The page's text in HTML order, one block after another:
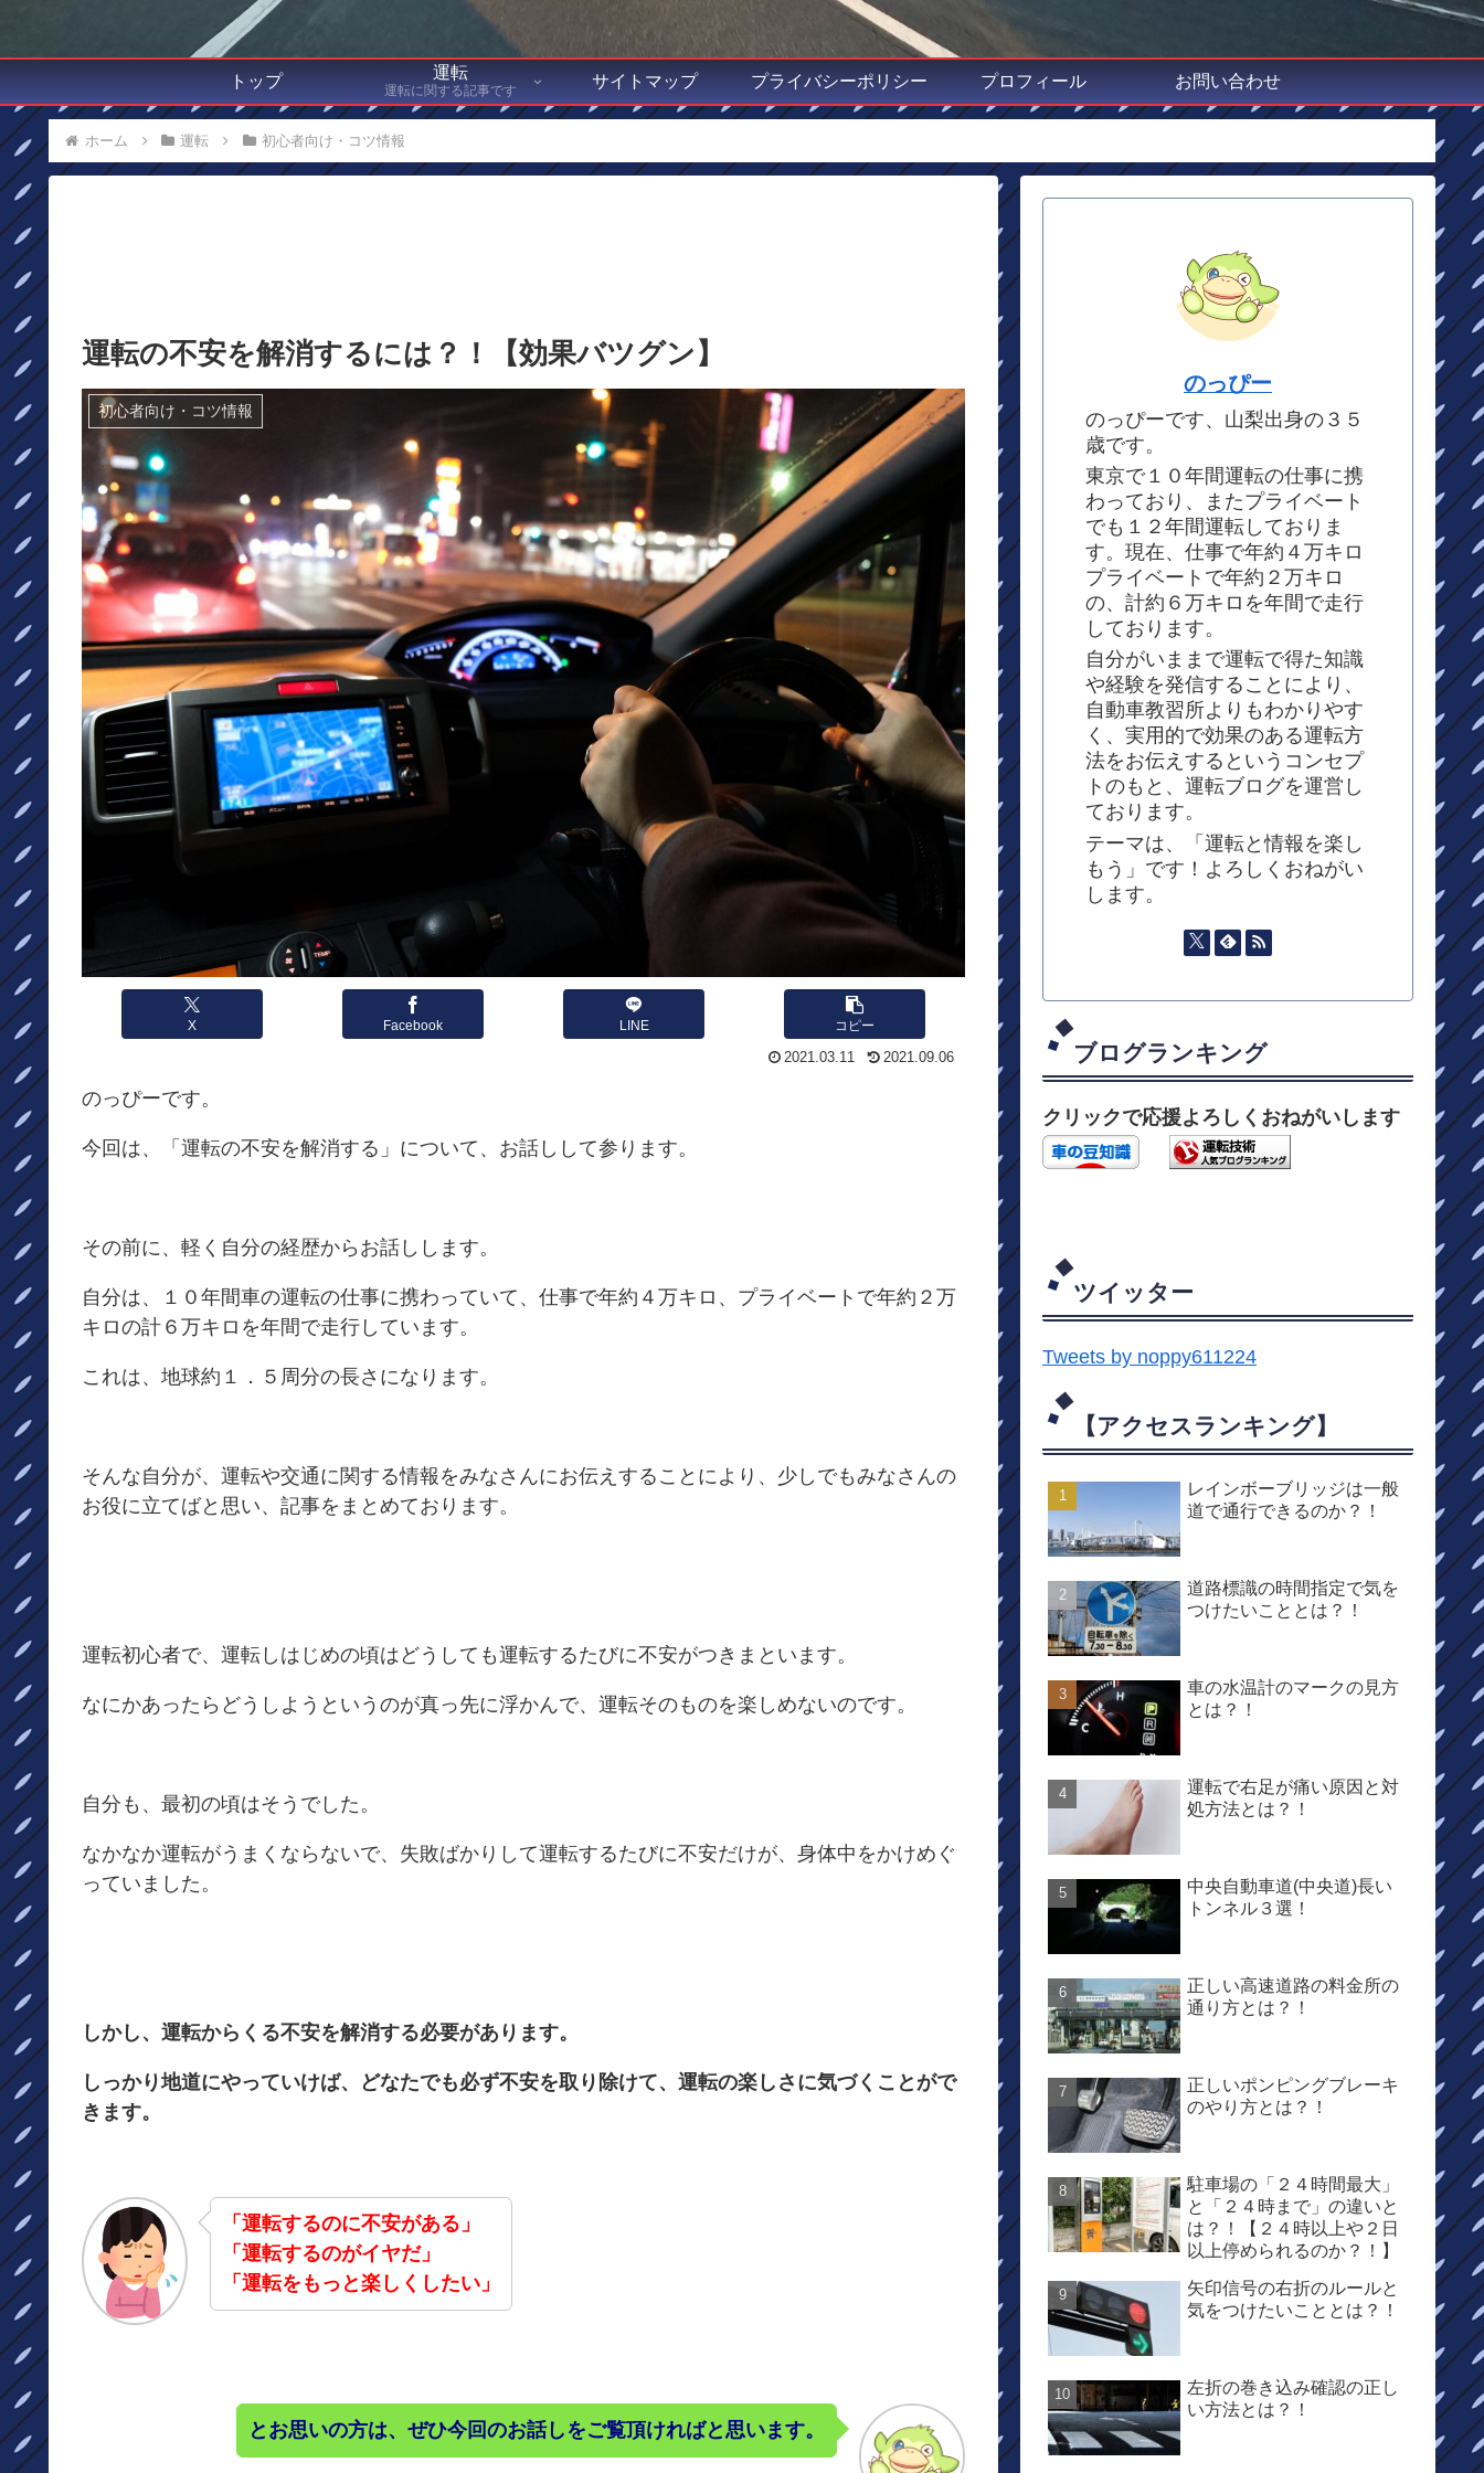
トップ
運転
運転に関する記事です
サイトマップ プライバシーポリシー プロフィール お問い合わせ
ホーム 運転 初心者向け・コツ情報
運転の不安を解消するには？！【効果バツグン】
初心者向け・コツ情報
X Facebook LINE コピー
2021.03.11 2021.09.06
のっぴーです。
今回は、「運転の不安を解消する」について、お話しして参ります。
その前に、軽く自分の経歴からお話しします。
自分は、１０年間車の運転の仕事に携わっていて、仕事で年約４万キロ、プライベートで年約２万
キロの計６万キロを年間で走行しています。
これは、地球約１．５周分の長さになります。
そんな自分が、運転や交通に関する情報をみなさんにお伝えすることにより、少しでもみなさんの
お役に立てばと思い、記事をまとめております。
運転初心者で、運転しはじめの頃はどうしても運転するたびに不安がつきまといます。
なにかあったらどうしようというのが真っ先に浮かんで、運転そのものを楽しめないのです。
自分も、最初の頃はそうでした。
なかなか運転がうまくならないで、失敗ばかりして運転するたびに不安だけが、身体中をかけめぐ
っていました。
しかし、運転からくる不安を解消する必要があります。
しっかり地道にやっていけば、どなたでも必ず不安を取り除けて、運転の楽しさに気づくことがで
きます。
「運転するのに不安がある」
「運転するのがイヤだ」
「運転をもっと楽しくしたい」
とお思いの方は、ぜひ今回のお話しをご覧頂ければと思います。
のっぴー
のっぴーです、山梨出身の３５
歳です。
東京で１０年間運転の仕事に携
わっており、またプライベート
でも１２年間運転しておりま
す。現在、仕事で年約４万キロ
プライベートで年約２万キロ
の、計約６万キロを年間で走行
しております。
自分がいままで運転で得た知識
や経験を発信することにより、
自動車教習所よりもわかりやす
く、実用的で効果のある運転方
法をお伝えするというコンセプ
トのもと、運転ブログを運営し
ております。
テーマは、「運転と情報を楽し
もう」です！よろしくおねがい
します。
ブログランキング
クリックで応援よろしくおねがいします
ツイッター
Tweets by noppy611224
【アクセスランキング】
レインボーブリッジは一般
道で通行できるのか？！
道路標識の時間指定で気を
つけたいこととは？！
車の水温計のマークの見方
とは？！
運転で右足が痛い原因と対
処方法とは？！
中央自動車道(中央道)長い
トンネル３選！
正しい高速道路の料金所の
通り方とは？！
正しいポンピングブレーキ
のやり方とは？！
駐車場の「２４時間最大」
と「２４時まで」の違いと
は？！【２４時以上や２日
以上停められるのか？！】
矢印信号の右折のルールと
気をつけたいこととは？！
左折の巻き込み確認の正し
い方法とは？！